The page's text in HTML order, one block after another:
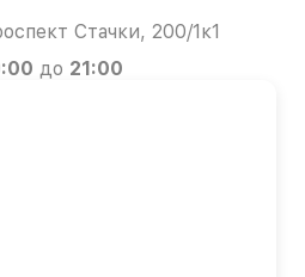
Стачки, 200/1к1
до 21:00